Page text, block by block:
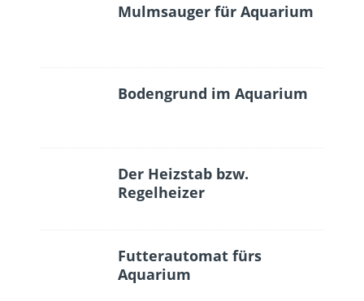
Mulmsauger für Aquarium
Bodengrund im Aquarium
Der Heizstab bzw.
Regelheizer
Futterautomat fürs
Aquarium